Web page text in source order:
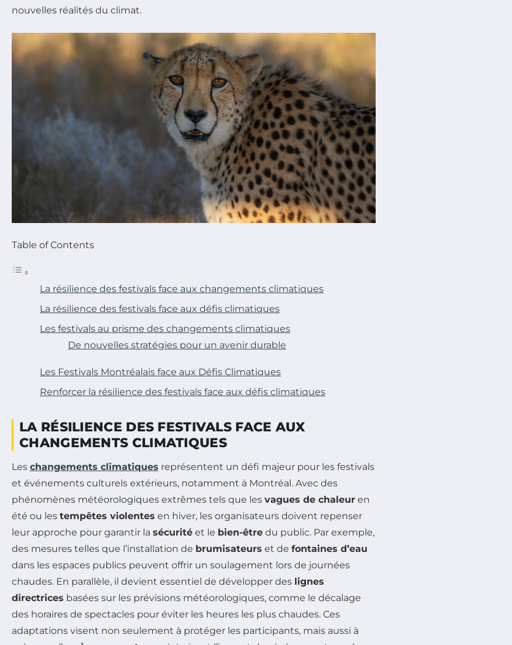
nouvelles réalités du climat.
Table of Contents
La résilience des festivals face aux changements climatiques
La résilience des festivals face aux défis climatiques
Les festivals au prisme des changements climatiques
De nouvelles stratégies pour un avenir durable
Les Festivals Montréalais face aux Défis Climatiques
Renforcer la résilience des festivals face aux défis climatiques
LA RÉSILIENCE DES FESTIVALS FACE AUX
CHANGEMENTS CLIMATIQUES
Les changements climatiques représentent un défi majeur pour les festivals
et événements culturels extérieurs, notamment à Montréal. Avec des
phénomènes météorologiques extrêmes tels que les vagues de chaleur en
été ou les tempêtes violentes en hiver, les organisateurs doivent repenser
leur approche pour garantir la sécurité et le bien-être du public. Par exemple,
des mesures telles que l’installation de brumisateurs et de fontaines d’eau
dans les espaces publics peuvent offrir un soulagement lors de journées
chaudes. En parallèle, il devient essentiel de développer des lignes
directrices basées sur les prévisions météorologiques, comme le décalage
des horaires de spectacles pour éviter les heures les plus chaudes. Ces
adaptations visent non seulement à protéger les participants, mais aussi à